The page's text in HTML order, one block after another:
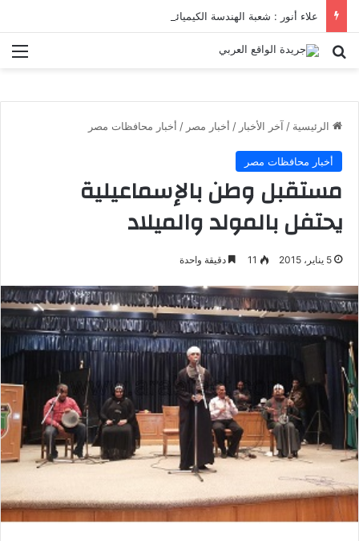
بحث عن
الرئيسية / آخر الأخبار / أخبار مصر / أخبار محافظات مصر
أخبار محافظات مصر
مستقبل وطن بالإسماعيلية
يحتفل بالمولد والميلاد
5 يناير، 2015 11 دقيقة واحدة